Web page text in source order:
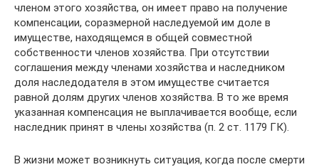
членом этого хозяйства, он имеет право на получение
компенсации, соразмерной наследуемой им доле в
имуществе, находящемся в общей совместной
собственности членов хозяйства. При отсутствии
соглашения между членами хозяйства и наследником
доля наследодателя в этом имуществе считается
равной долям других членов хозяйства. В то же время
указанная компенсация не выплачивается вообще, если
наследник принят в члены хозяйства (п. 2 ст. 1179 ГК).
В жизни может возникнуть ситуация, когда после смерти